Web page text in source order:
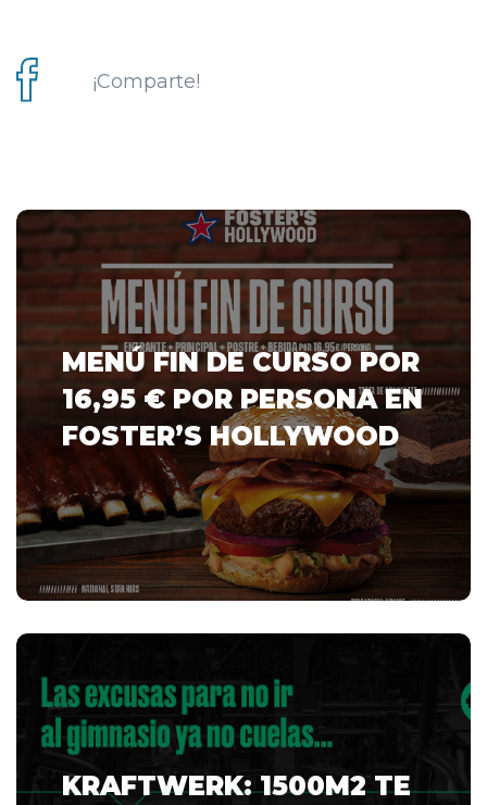
¡Comparte!
MENÚ FIN DE CURSO POR
16,95 € POR PERSONA EN
FOSTER’S HOLLYWOOD
KRAFTWERK: 1500M2 TE